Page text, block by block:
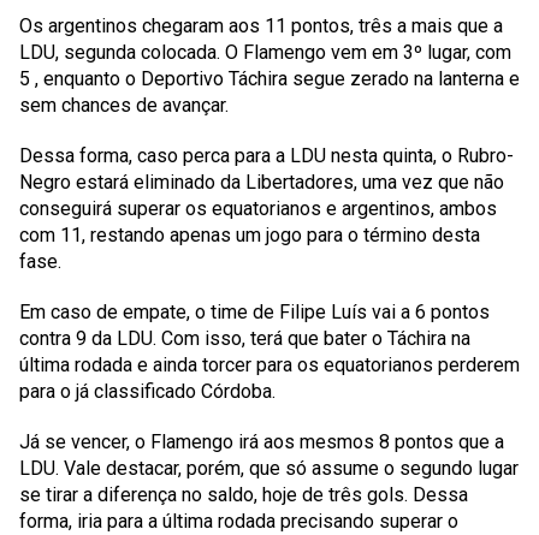
Os argentinos chegaram aos 11 pontos, três a mais que a
LDU, segunda colocada. O Flamengo vem em 3º lugar, com
5 , enquanto o Deportivo Táchira segue zerado na lanterna e
sem chances de avançar.
Dessa forma, caso perca para a LDU nesta quinta, o Rubro-
Negro estará eliminado da Libertadores, uma vez que não
conseguirá superar os equatorianos e argentinos, ambos
com 11, restando apenas um jogo para o término desta
fase.
Em caso de empate, o time de Filipe Luís vai a 6 pontos
contra 9 da LDU. Com isso, terá que bater o Táchira na
última rodada e ainda torcer para os equatorianos perderem
para o já classificado Córdoba.
Já se vencer, o Flamengo irá aos mesmos 8 pontos que a
LDU. Vale destacar, porém, que só assume o segundo lugar
se tirar a diferença no saldo, hoje de três gols. Dessa
forma, iria para a última rodada precisando superar o